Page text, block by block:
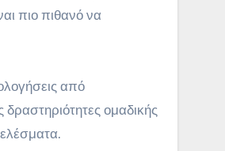
πιο πιθανό να
από
ομαδικής